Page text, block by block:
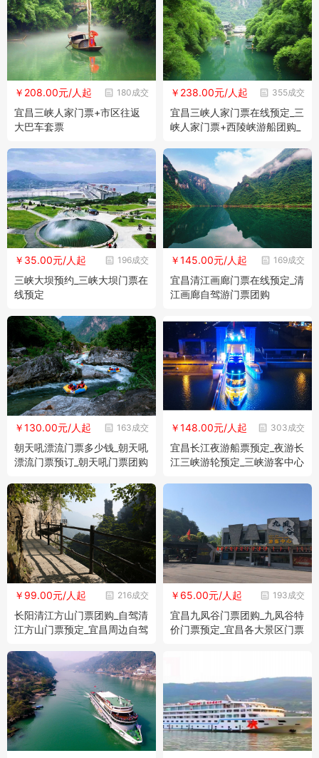
180成交
￥208.00元/人起
宜昌三峡人家门票+市区往返
大巴车套票
355成交
￥238.00元/人起
宜昌三峡人家门票在线预定_三
峡人家门票+西陵峡游船团购_
196成交
￥35.00元/人起
三峡大坝预约_三峡大坝门票在
线预定
169成交
￥145.00元/人起
宜昌清江画廊门票在线预定_清
江画廊自驾游门票团购
163成交
￥130.00元/人起
朝天吼漂流门票多少钱_朝天吼
漂流门票预订_朝天吼门票团购
303成交
￥148.00元/人起
宜昌长江夜游船票预定_夜游长
江三峡游轮预定_三峡游客中心
216成交
￥99.00元/人起
长阳清江方山门票团购_自驾清
江方山门票预定_宜昌周边自驾
193成交
￥65.00元/人起
宜昌九凤谷门票团购_九凤谷特
价门票预定_宜昌各大景区门票